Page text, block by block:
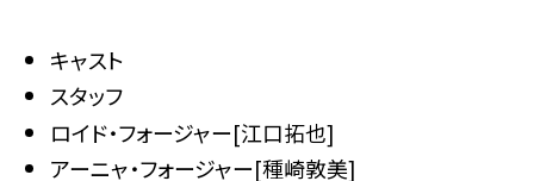
キャスト
スタッフ
ロイド・フォージャー[江口拓也]
アーニャ・フォージャー[種崎敦美]